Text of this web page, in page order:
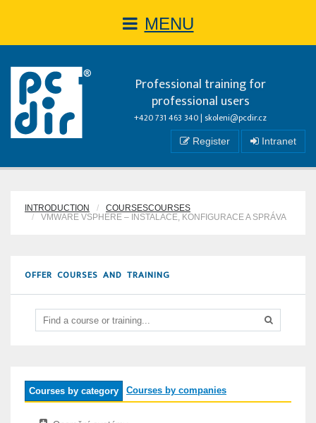
MENU
Professional training for
professional users
+420 731 463 340 | skoleni@pcdir.cz
Register Intranet
INTRODUCTION
COURSESCOURSES
VMWARE VSPHERE – INSTALACE, KONFIGURACE A SPRÁVA
OFFER COURSES AND TRAINING
Courses by category Courses by companies